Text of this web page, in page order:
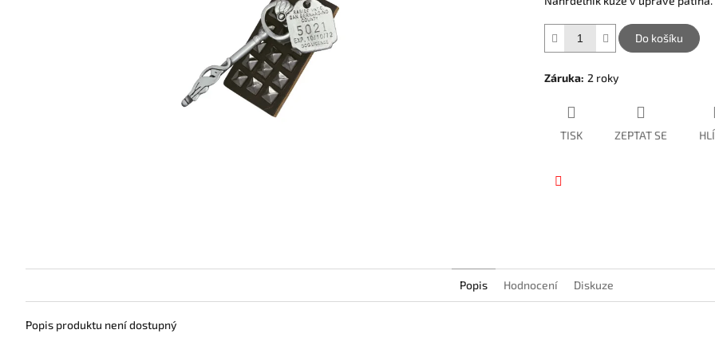
Do košíku
Záruka: 2 roky
TISK ZEPTAT SE
Popis Hodnocení Diskuze
Popis produktu není dostupný